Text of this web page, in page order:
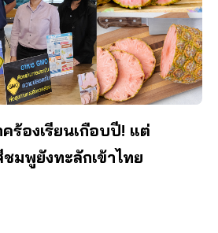
ร้องเรียนเกือบปี! แต่
มพูยังทะลักเข้าไทย